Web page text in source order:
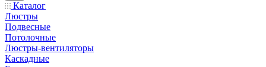
Каталог
Люстры
Подвесные
Потолочные
Люстры-вентиляторы
Каскадные